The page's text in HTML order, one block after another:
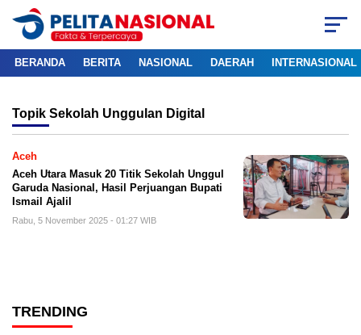
BERANDA BERITA NASIONAL DAERAH INTERNASIONAL
Topik Sekolah Unggulan Digital
Aceh
Aceh Utara Masuk 20 Titik Sekolah Unggul
Garuda Nasional, Hasil Perjuangan Bupati
Ismail Ajalil
Rabu, 5 November 2025 - 01:27 WIB
TRENDING